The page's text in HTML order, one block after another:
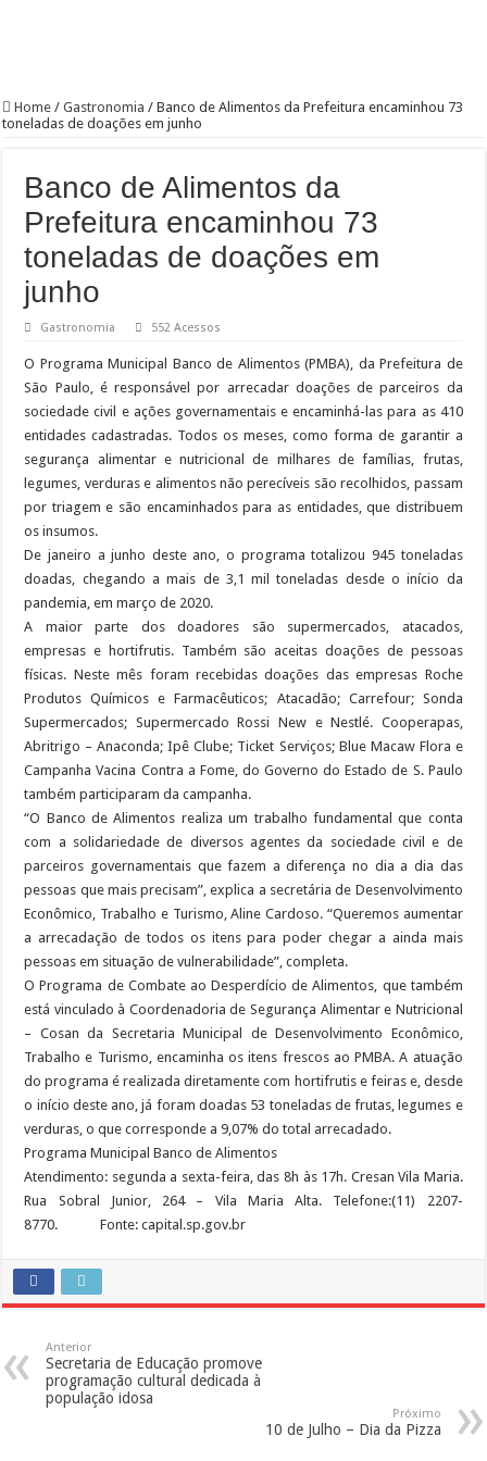
Home / Gastronomia / Banco de Alimentos da Prefeitura encaminhou 73
toneladas de doações em junho
Banco de Alimentos da
Prefeitura encaminhou 73
toneladas de doações em
junho
Gastronomia 552 Acessos
O Programa Municipal Banco de Alimentos (PMBA), da Prefeitura de
São Paulo, é responsável por arrecadar doações de parceiros da
sociedade civil e ações governamentais e encaminhá-las para as 410
entidades cadastradas. Todos os meses, como forma de garantir a
segurança alimentar e nutricional de milhares de famílias, frutas,
legumes, verduras e alimentos não perecíveis são recolhidos, passam
por triagem e são encaminhados para as entidades, que distribuem
os insumos.
De janeiro a junho deste ano, o programa totalizou 945 toneladas
doadas, chegando a mais de 3,1 mil toneladas desde o início da
pandemia, em março de 2020.
A maior parte dos doadores são supermercados, atacados,
empresas e hortifrutis. Também são aceitas doações de pessoas
físicas. Neste mês foram recebidas doações das empresas Roche
Produtos Químicos e Farmacêuticos; Atacadão; Carrefour; Sonda
Supermercados; Supermercado Rossi New e Nestlé. Cooperapas,
Abritrigo – Anaconda; Ipê Clube; Ticket Serviços; Blue Macaw Flora e
Campanha Vacina Contra a Fome, do Governo do Estado de S. Paulo
também participaram da campanha.
“O Banco de Alimentos realiza um trabalho fundamental que conta
com a solidariedade de diversos agentes da sociedade civil e de
parceiros governamentais que fazem a diferença no dia a dia das
pessoas que mais precisam”, explica a secretária de Desenvolvimento
Econômico, Trabalho e Turismo, Aline Cardoso. “Queremos aumentar
a arrecadação de todos os itens para poder chegar a ainda mais
pessoas em situação de vulnerabilidade”, completa.
O Programa de Combate ao Desperdício de Alimentos, que também
está vinculado à Coordenadoria de Segurança Alimentar e Nutricional
– Cosan da Secretaria Municipal de Desenvolvimento Econômico,
Trabalho e Turismo, encaminha os itens frescos ao PMBA. A atuação
do programa é realizada diretamente com hortifrutis e feiras e, desde
o início deste ano, já foram doadas 53 toneladas de frutas, legumes e
verduras, o que corresponde a 9,07% do total arrecadado.
Programa Municipal Banco de Alimentos
Atendimento: segunda a sexta-feira, das 8h às 17h. Cresan Vila Maria.
Rua Sobral Junior, 264 – Vila Maria Alta. Telefone:(11) 2207-
8770. Fonte: capital.sp.gov.br
Anterior
Secretaria de Educação promove
programação cultural dedicada à
população idosa
Próximo
10 de Julho – Dia da Pizza